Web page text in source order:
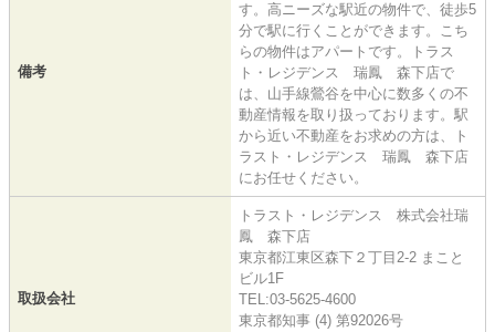
備考
す。高ニーズな駅近の物件で、徒歩5
分で駅に行くことができます。こち
らの物件はアパートです。トラス
ト・レジデンス 瑞鳳 森下店で
は、山手線鶯谷を中心に数多くの不
動産情報を取り扱っております。駅
から近い不動産をお求めの方は、ト
ラスト・レジデンス 瑞鳳 森下店
にお任せください。
取扱会社
トラスト・レジデンス 株式会社瑞
鳳 森下店
東京都江東区森下２丁目2-2 まこと
ビル1F
TEL:03-5625-4600
東京都知事 (4) 第92026号